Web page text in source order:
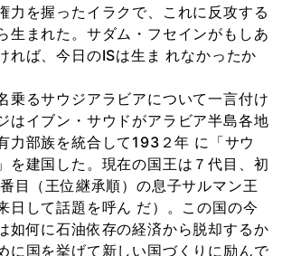
力を握ったイラクで、これに反攻する
生まれた。サダム・フセインがもしあ
れば、今日のISは生ま れなかったか
乗るサウジアラビアについて一言付け
はイブン・サウドがアラビア半島各地
力部族を統合して193２年 に「サウ
を建国した。現在の国王は７代目、初
目（王位継承順）の息子サルマン王
日して話題を呼ん だ）。この国の今
如何に石油依存の経済から脱却するか
に国を挙げて新しい国づくりに励んで